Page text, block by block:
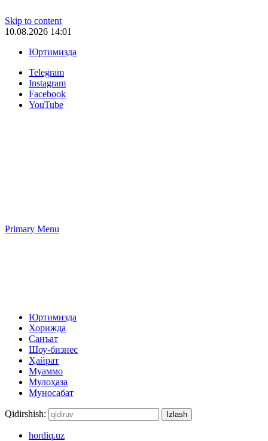
Skip to content
10.08.2026 14:01
Юртимизда
Telegram
Instagram
Facebook
YouTube
Primary Menu
Юртимизда
Хорижда
Санъат
Шоу-бизнес
Ҳайрат
Муаммо
Мулоҳаза
Муносабат
Qidirshish:
hordiq.uz